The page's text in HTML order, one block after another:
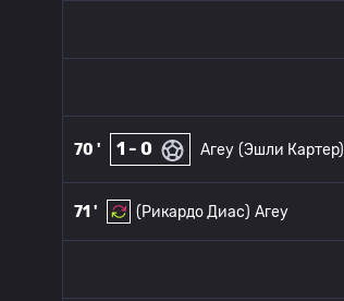
70 ' 1 - 0 Агеу (Эшли Картер)
71 ' (Рикардо Диас) Агеу